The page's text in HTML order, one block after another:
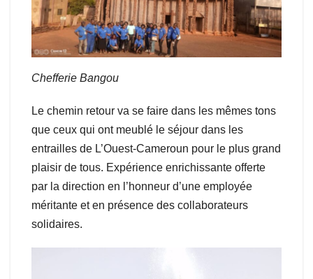
Chefferie Bangou
Le chemin retour va se faire dans les mêmes tons
que ceux qui ont meublé le séjour dans les
entrailles de L’Ouest-Cameroun pour le plus grand
plaisir de tous. Expérience enrichissante offerte
par la direction en l’honneur d’une employée
méritante et en présence des collaborateurs
solidaires.